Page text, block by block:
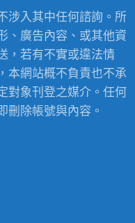
涉入其中任何諮詢。所
、廣告內容、或其他資
，若有不實或違法情
本網站概不負責也不承
對象刊登之媒介。任何
刪除帳號與內容。